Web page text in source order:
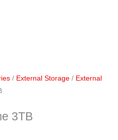
/ External Storage / External
3TB